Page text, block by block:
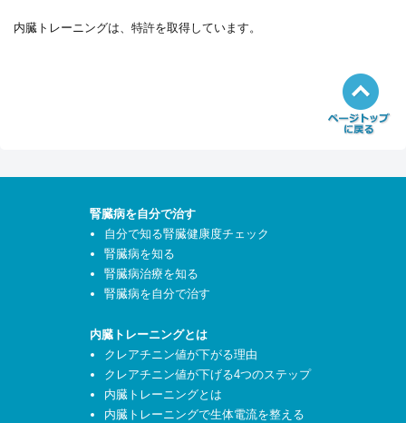
内臓トレーニングは、特許を取得しています。
腎臓病を自分で治す
自分で知る腎臓健康度チェック
腎臓病を知る
腎臓病治療を知る
腎臓病を自分で治す
内臓トレーニングとは
クレアチニン値が下がる理由
クレアチニン値が下げる4つのステップ
内臓トレーニングとは
内臓トレーニングで生体電流を整える